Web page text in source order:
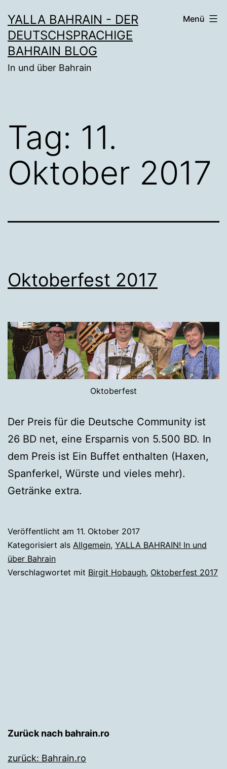
Inhalt
springen
YALLA BAHRAIN - DER
DEUTSCHSPRACHIGE
BAHRAIN BLOG
In und über Bahrain
Menü
Tag: 11.
Oktober 2017
Oktoberfest 2017
Oktoberfest
Der Preis für die Deutsche Community ist
26 BD net, eine Ersparnis von 5.500 BD. In
dem Preis ist Ein Buffet enthalten (Haxen,
Spanferkel, Würste und vieles mehr).
Getränke extra.
Veröffentlicht am 11. Oktober 2017
Kategorisiert als Allgemein, YALLA BAHRAIN! In und
über Bahrain
Verschlagwortet mit Birgit Hobaugh, Oktoberfest 2017
Zurück nach bahrain.ro
zurück: Bahrain.ro